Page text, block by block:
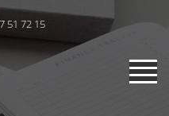
51 72 15